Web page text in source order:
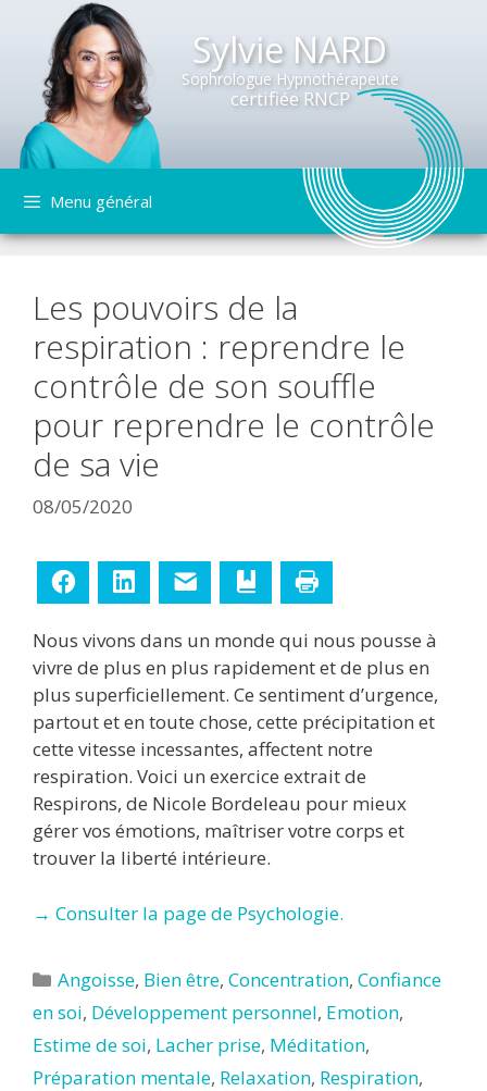
Sylvie NARD
Sophrologue Hypnothérapeute
certifiée RNCP
contenu
Menu général
Les pouvoirs de la
respiration : reprendre le
contrôle de son souffle
pour reprendre le contrôle
de sa vie
08/05/2020
Facebook LinkedIn Ajouter aux favoris
Nous vivons dans un monde qui nous pousse à
vivre de plus en plus rapidement et de plus en
plus superficiellement. Ce sentiment d’urgence,
partout et en toute chose, cette précipitation et
cette vitesse incessantes, affectent notre
respiration. Voici un exercice extrait de
Respirons, de Nicole Bordeleau pour mieux
gérer vos émotions, maîtriser votre corps et
trouver la liberté intérieure.
→ Consulter la page de Psychologie.
Catégories
Angoisse, Bien être,Concentration,Confiance
en soi, Développement personnel, Emotion,
Estime de soi, Lacher prise, Méditation,
Préparation mentale, Relaxation, Respiration,